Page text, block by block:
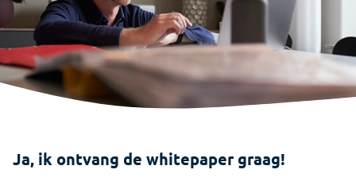
Ja, ik ontvang de whitepaper graag!